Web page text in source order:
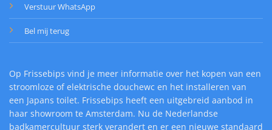
Verstuur WhatsApp
Bel mij terug
Op Frissebips vind je meer informatie over het kopen van een
stroomloze of elektrische douchewc en het installeren van
een Japans toilet. Frissebips heeft een uitgebreid aanbod in
haar showroom te Amsterdam. Nu de Nederlandse
badkamercultuur sterk verandert en er een nieuwe standaard